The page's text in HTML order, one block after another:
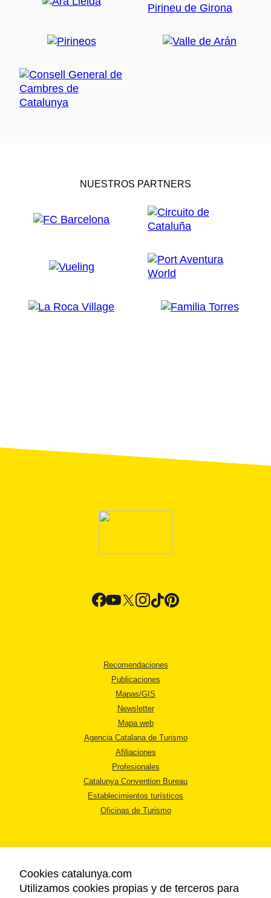
NUESTROS PARTNERS
Recomendaciones
Publicaciones
Mapas/GIS
Newsletter
Mapa web
Agencia Catalana de Turismo
Afiliaciones
Profesionales
Catalunya Convention Bureau
Establecimientos turísticos
Oficinas de Turismo
AVISO LEGAL
Cookies catalunya.com
Utilizamos cookies propias y de terceros para